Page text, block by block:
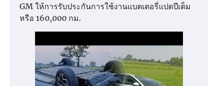
GM ให้การรับประกันการใช้งานแบตเตอรี่แปดปีเต็ม
หรือ 160,000 กม.